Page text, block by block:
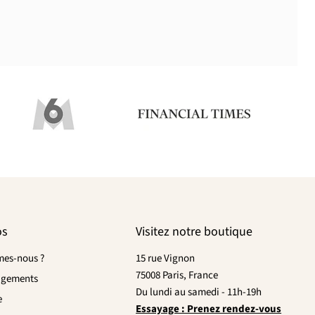
nous ?
Visitez notre boutique
15 rue Vignon
75008 Paris, France
Du lundi au samedi - 11h-19h
Essayage : Prenez rendez-vous